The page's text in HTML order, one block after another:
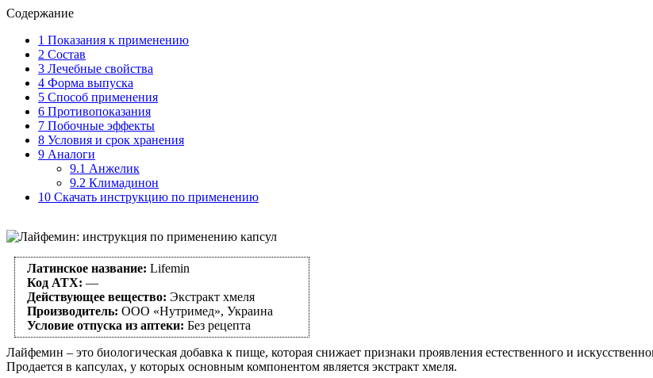
Содержание
1 Показания к применению
2 Состав
3 Лечебные свойства
4 Форма выпуска
5 Способ применения
6 Противопоказания
7 Побочные эффекты
8 Условия и срок хранения
9 Аналоги
9.1 Анжелик
9.2 Климадинон
10 Скачать инструкцию по применению
Латинское название: Lifemin
Код АТХ: —
Действующее вещество: Экстракт хмеля
Производитель: ООО «Нутримед», Украина
Условие отпуска из аптеки: Без рецепта
Лайфемин – это биологическая добавка к пище, которая снижает признаки проявления естественного и
Продается в капсулах, у которых основным компонентом является экстракт хмеля.